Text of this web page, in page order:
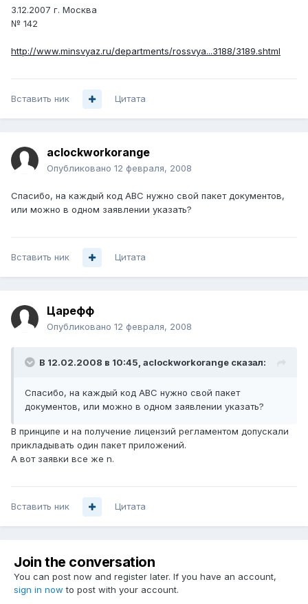
3.12.2007 г. Москва
№ 142
http://www.minsvyaz.ru/departments/rossvya...3188/3189.shtml
Вставить ник Цитата
aclockworkorange
Опубликовано 12 февраля, 2008
Спасибо, на каждый код ABC нужно свой пакет документов,
или можно в одном заявлении указать?
Вставить ник Цитата
Царефф
Опубликовано 12 февраля, 2008
В 12.02.2008 в 10:45, aclockworkorange сказал:
Спасибо, на каждый код ABC нужно свой пакет
документов, или можно в одном заявлении указать?
В принципе и на получение лицензий регламентом допускали
прикладывать один пакет приложений.
А вот заявки все же n.
Вставить ник Цитата
Join the conversation
You can post now and register later. If you have an account,
sign in now to post with your account.